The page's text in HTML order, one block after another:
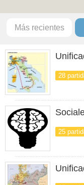
Más recientes
28
25